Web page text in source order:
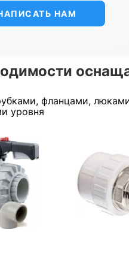
НАМ
фланцами,
уровня